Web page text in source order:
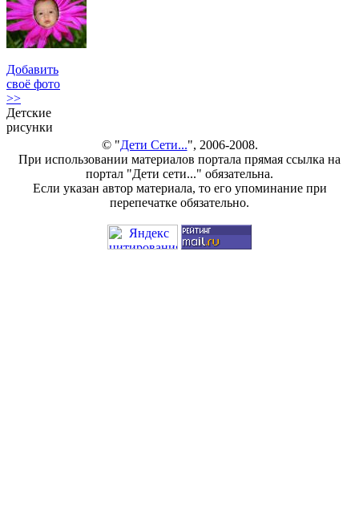
Добавить
своё фото
>>
Детские
рисунки
© "Дети Сети...", 2006-2008.
При использовании материалов портала прямая ссылка на
портал "Дети сети..." обязательна.
Если указан автор материала, то его упоминание при
перепечатке обязательно.